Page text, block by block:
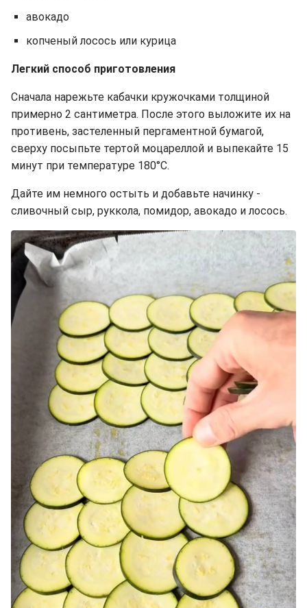
авокадо
копченый лосось или курица
Легкий способ приготовления
Сначала нарежьте кабачки кружочками толщиной
примерно 2 сантиметра. После этого выложите их на
противень, застеленный пергаментной бумагой,
сверху посыпьте тертой моцареллой и выпекайте 15
минут при температуре 180°C.
Дайте им немного остыть и добавьте начинку -
сливочный сыр, руккола, помидор, авокадо и лосось.